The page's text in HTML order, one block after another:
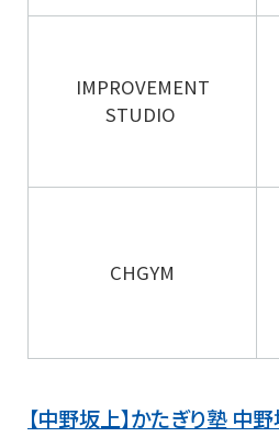
IMPROVEMENT
STUDIO
CHGYM
【中野坂上】かたぎり塾 中